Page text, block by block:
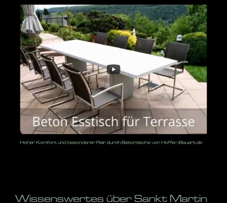
Wissenswertes über Sankt Martin